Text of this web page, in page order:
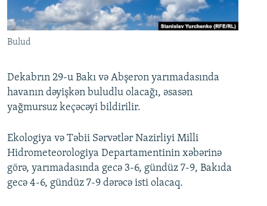
İNFOQRAFIKA
KARIKATURA
AZƏRBAYCAN ƏDƏBIYYATI KITABXANASI
İSLAM VƏ DEMOKRATIYA
MISSIYAMIZ
PEŞƏ ETIKASI VƏ JURNALISTIKA STANDARTLARIMIZ
AZADLIQRADIOSU MOBIL TELEFONUNUZDA
BIZIMLƏ ƏLAQƏ
BIZI IZLƏ
RFE/RL-in bütün saytları
Bulud
Dekabrın 29-u Bakı və Abşeron yarımadasında
havanın dəyişkən buludlu olacağı, əsasən
yağmursuz keçəcəyi bildirilir.
Ekologiya və Təbii Sərvətlər Nazirliyi Milli
Hidrometeorologiya Departamentinin xəbərinə
görə, yarımadasında gecə 3-6, gündüz 7-9, Bakıda
gecə 4-6, gündüz 7-9 dərəcə isti olacaq.